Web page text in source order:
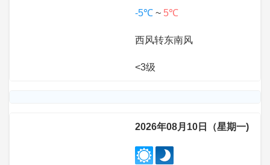
-5℃ ~ 5℃
西风转东南风
<3级
2026年08月10日（星期一)